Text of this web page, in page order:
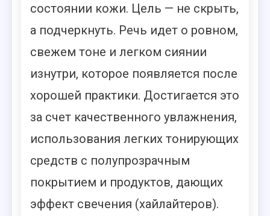
состоянии кожи. Цель — не скрыть,
а подчеркнуть. Речь идет о ровном,
свежем тоне и легком сиянии
изнутри, которое появляется после
хорошей практики. Достигается это
за счет качественного увлажнения,
использования легких тонирующих
средств с полупрозрачным
покрытием и продуктов, дающих
эффект свечения (хайлайтеров).